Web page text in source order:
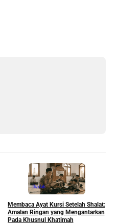
Ibadah
Membaca Ayat Kursi Setelah Shalat:
Amalan Ringan yang Mengantarkan
Pada Khusnul Khatimah